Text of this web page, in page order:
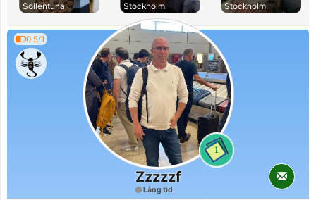
Sollentuna
Stockholm
Stockholm
0.5/1
1
Zzzzzf
Lång tid